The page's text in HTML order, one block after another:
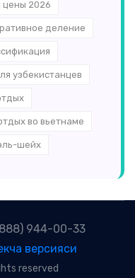
цены 2026
деление
узбекистанцев
во вьетнаме
шейх
944-00-33
версияси
reserved